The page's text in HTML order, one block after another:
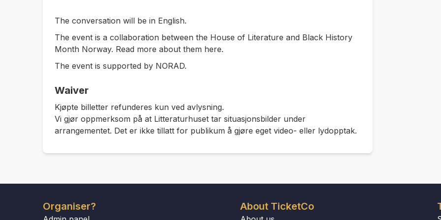
The conversation will be in English.
The event is a collaboration between the House of Literature and Black History
Month Norway. Read more about them here.
The event is supported by NORAD.
Waiver
Kjøpte billetter refunderes kun ved avlysning.
Vi gjør oppmerksom på at Litteraturhuset tar situasjonsbilder under
arrangementet. Det er ikke tillatt for publikum å gjøre eget video- eller lydopptak.
Organiser? About TicketCo